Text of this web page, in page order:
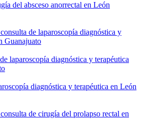
del absceso anorrectal en León
de laparoscopía diagnóstica y
Guanajuato
laparoscopía diagnóstica y terapéutica
diagnóstica y terapéutica en León
de cirugía del prolapso rectal en